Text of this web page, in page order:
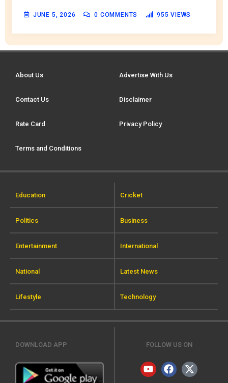
JUNE 5, 2026 0 COMMENTS 955 VIEWS
About Us Advertise With Us
Contact Us Disclaimer
Rate Card Privacy Policy
Terms and Conditions
Education Cricket
Politics Business
Entertainment International
National Latest News
Lifestyle Technology
DOWNLOAD APP FOLLOW US ON